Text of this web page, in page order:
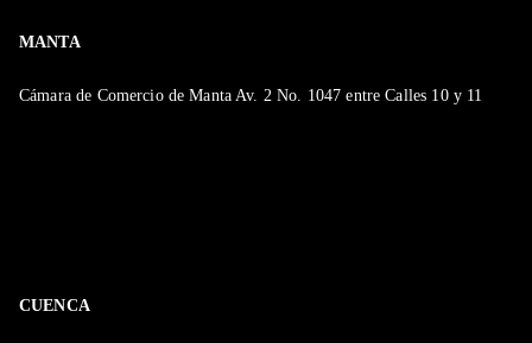
MANTA
Cámara de Comercio de Manta Av. 2 No. 1047 entre Calles 10 y 11
CUENCA